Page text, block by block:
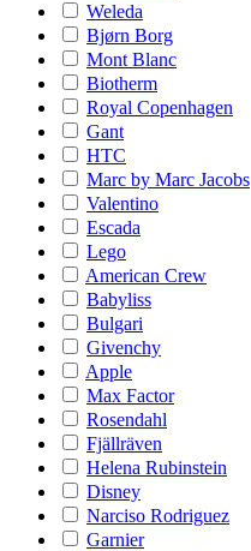
Weleda
Bjørn Borg
Mont Blanc
Biotherm
Royal Copenhagen
Gant
HTC
Marc by Marc Jacobs
Valentino
Escada
Lego
American Crew
Babyliss
Bulgari
Givenchy
Apple
Max Factor
Rosendahl
Fjällräven
Helena Rubinstein
Disney
Narciso Rodriguez
Garnier